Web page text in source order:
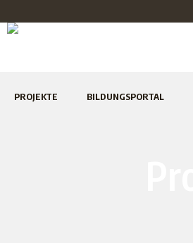
PROJEKTE BILDUNGSPORTAL